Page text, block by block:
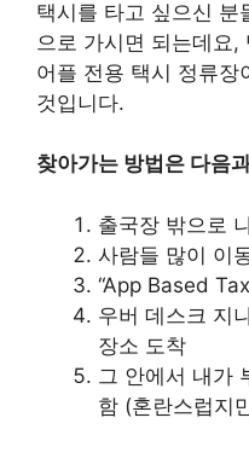
택시를 타고 싶으신 분
으로 가시면 되는데요,
어플 전용 택시 정류장
것입니다.
찾아가는 방법은 다음
출국장 밖으로
사람들 많이 이
“App Based
우버 데스크 지
장소 도착
그 안에서 내가
함 (혼란스럽지